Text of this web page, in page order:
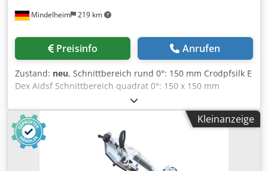
Mindelheim 219 km
Preisinfo Anrufen
Zustand: neu, Schnittbereich rund 0°: 150 mm Crodpfsilk E
Dex Aidsf Schnittbereich quadrat 0°: 150 x 150 mm
Schnittbereich flach 0°: 150 x 165 mm Schnittbereich rund
45°: 115 mm Schnittbereich flach 45°: 115 x 130 mm
Schnittbereich rund 60°: 60 mm Schnittbereich flach 60°:
70 x 70 mm Arbeitshöhe: 700 mm Sägebandabmessung:
1735 x 13 x 0,65 mm Schnittgeschwindigkeiten: 40 - 80 m /
min Motorleistung: 0,75 kW Spannung: 400 V
Kleinanzeige